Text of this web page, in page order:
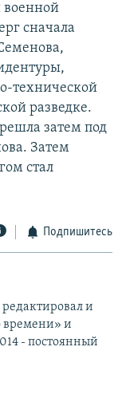
военной
сначала
технической
разведке.
затем под
Затем
стал
Подпишитесь
редактировал и
времени» и
- постоянный